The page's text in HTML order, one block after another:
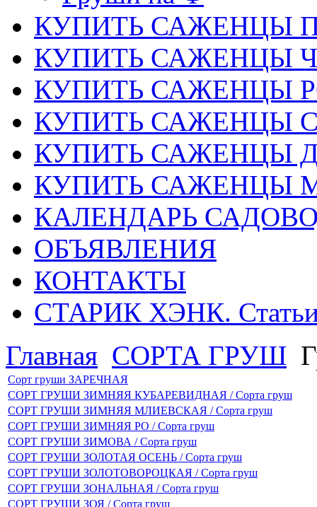
КУПИТЬ САЖЕНЦЫ
КУПИТЬ САЖЕНЦЫ
КУПИТЬ САЖЕНЦЫ
КУПИТЬ САЖЕНЦЫ
КУПИТЬ САЖЕНЦЫ
КУПИТЬ САЖЕНЦЫ
КАЛЕНДАРЬ
ОБЪЯВЛЕНИЯ
КОНТАКТЫ
СТАРИК ХЭНК.
Главная СОРТА ГРУШ
Сорт груши ЗАРЕЧНАЯ
СОРТ ГРУШИ ЗИМНЯЯ КУБАРЕВИДНАЯ / Сорта груш
СОРТ ГРУШИ ЗИМНЯЯ МЛИЕВСКАЯ / Сорта груш
СОРТ ГРУШИ ЗИМНЯЯ РО / Сорта груш
СОРТ ГРУШИ ЗИМОВА / Сорта груш
СОРТ ГРУШИ ЗОЛОТАЯ ОСЕНЬ / Сорта груш
СОРТ ГРУШИ ЗОЛОТОВОРОЦКАЯ / Сорта груш
СОРТ ГРУШИ ЗОНАЛЬНАЯ / Сорта груш
СОРТ ГРУШИ ЗОЯ / Сорта груш